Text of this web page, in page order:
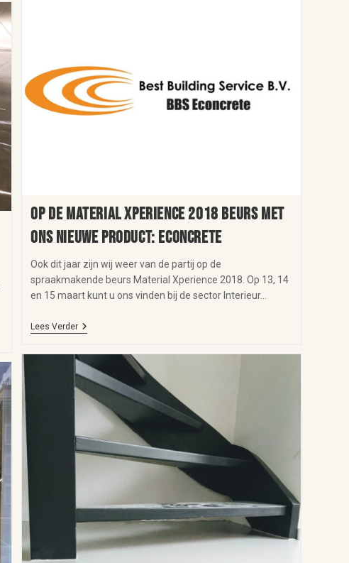
Op de Material Xperience 2018 beurs met
ons nieuwe product: Econcrete
Ook dit jaar zijn wij weer van de partij op de
spraakmakende beurs Material Xperience 2018. Op 13, 14
en 15 maart kunt u ons vinden bij de sector Interieur…
Lees Verder